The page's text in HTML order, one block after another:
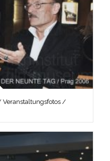
Veranstaltungsfotos /